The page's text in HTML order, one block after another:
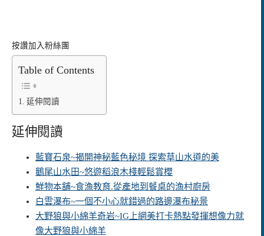
按讚加入粉絲團
Table of Contents
延伸閱讀
延伸閱讀
藍寶石泉~揭開神秘藍色秘境 探索草山水道的美
鵝尾山水田~悠遊稻浪木棧輕鬆賞櫻
鮮物本舖~食漁教育.從產地到餐桌的漁村廚房
白雲瀑布~一個不小心就錯過的路邊瀑布秘景
大野狼與小綿羊奇岩~IG上網美打卡熱點發揮想像力就
像大野狼與小綿羊